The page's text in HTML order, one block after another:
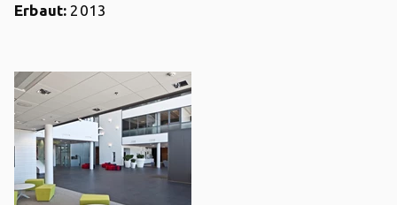
Erbaut: 2013